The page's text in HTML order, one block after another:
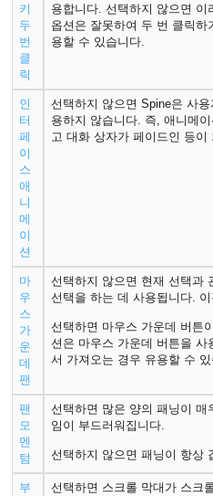
키
두
번
클
릭
용합니다. 선택하지 않으면 이
옵션은 잘못하여 두 번 클릭
용할 수 있습니다.
인
터
페
이
스
애
니
메
이
션
선택하지 않으면 Spine은 사
용하지 않습니다. 즉, 애니메
고 대화 상자가 페이드인 등이
마
우
스
가
운
데
팬
선택하지 않으면 현재 선택과
선택을 하는 데 사용됩니다.
선택하면 마우스 가운데 버튼
션은 마우스 가운데 버튼을 사
서 가져오는 경우 유용할 수
팬
모
멘
텀
선택하면 많은 양의 패닝이 매
임이 부드러워집니다.
선택하지 않으면 패닝이 항상
부
선택하면 스크롤 막대가 스크